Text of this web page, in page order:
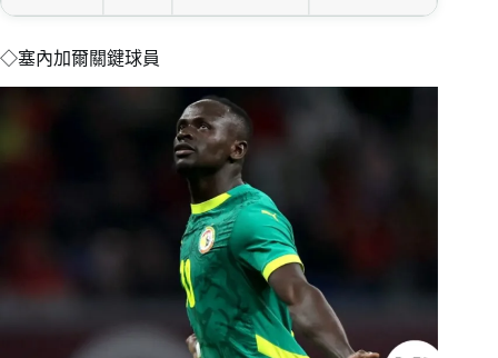
◇塞內加爾關鍵球員